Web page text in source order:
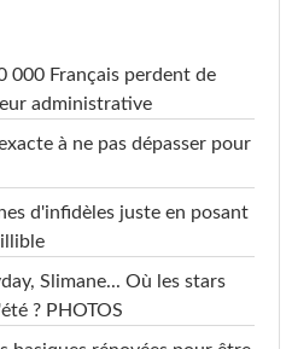
000 Français perdent de
administrative
à ne pas dépasser pour
d'infidèles juste en posant
Slimane... Où les stars
? PHOTOS